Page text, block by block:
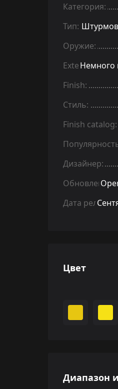
Категория:
Тип:
Оружие:
Exterior:
Finish:
Стиль:
Finish catalog:
Дизайнер:
Обновление:
Дата релиза:
Цвет
Диапазон